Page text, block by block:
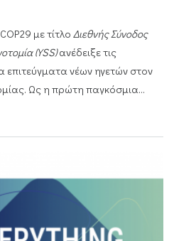
με τίτλο Διεθνής Σύνοδος
(YSS)ανέδειξε τις
επιτεύγματα νέων ηγετών στον
Ως η πρώτη παγκόσμια...